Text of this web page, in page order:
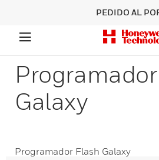
PEDIDO AL
Galaxy
Programador Flash Galaxy